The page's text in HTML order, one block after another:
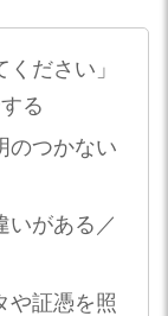
ださい」
る
のつかない
いがある／
や証憑を照